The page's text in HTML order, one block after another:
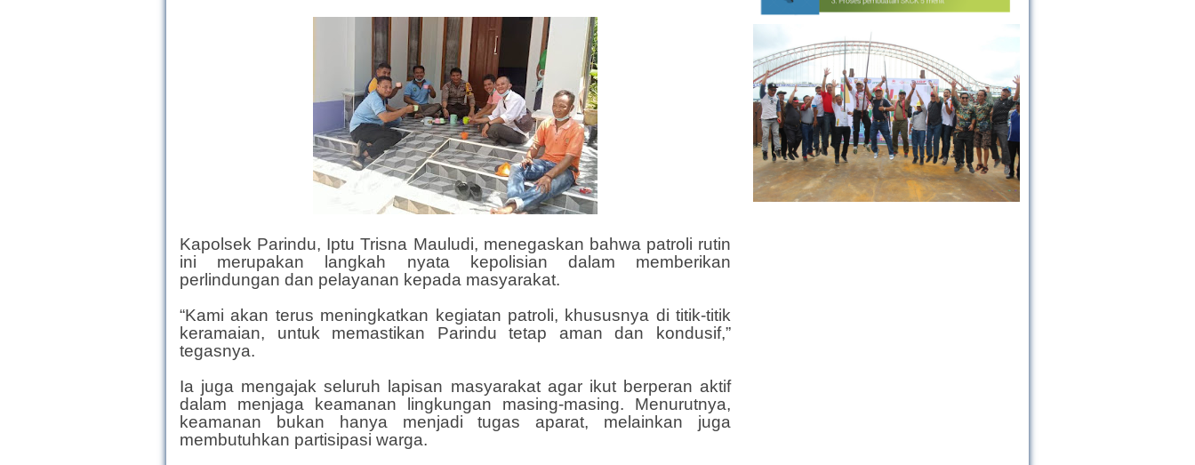
Kapolsek Parindu, Iptu Trisna Mauludi, menegaskan bahwa patroli rutin
ini merupakan langkah nyata kepolisian dalam memberikan
perlindungan dan pelayanan kepada masyarakat.
“Kami akan terus meningkatkan kegiatan patroli, khususnya di titik-titik
keramaian, untuk memastikan Parindu tetap aman dan kondusif,”
tegasnya.
Ia juga mengajak seluruh lapisan masyarakat agar ikut berperan aktif
dalam menjaga keamanan lingkungan masing-masing. Menurutnya,
keamanan bukan hanya menjadi tugas aparat, melainkan juga
membutuhkan partisipasi warga.